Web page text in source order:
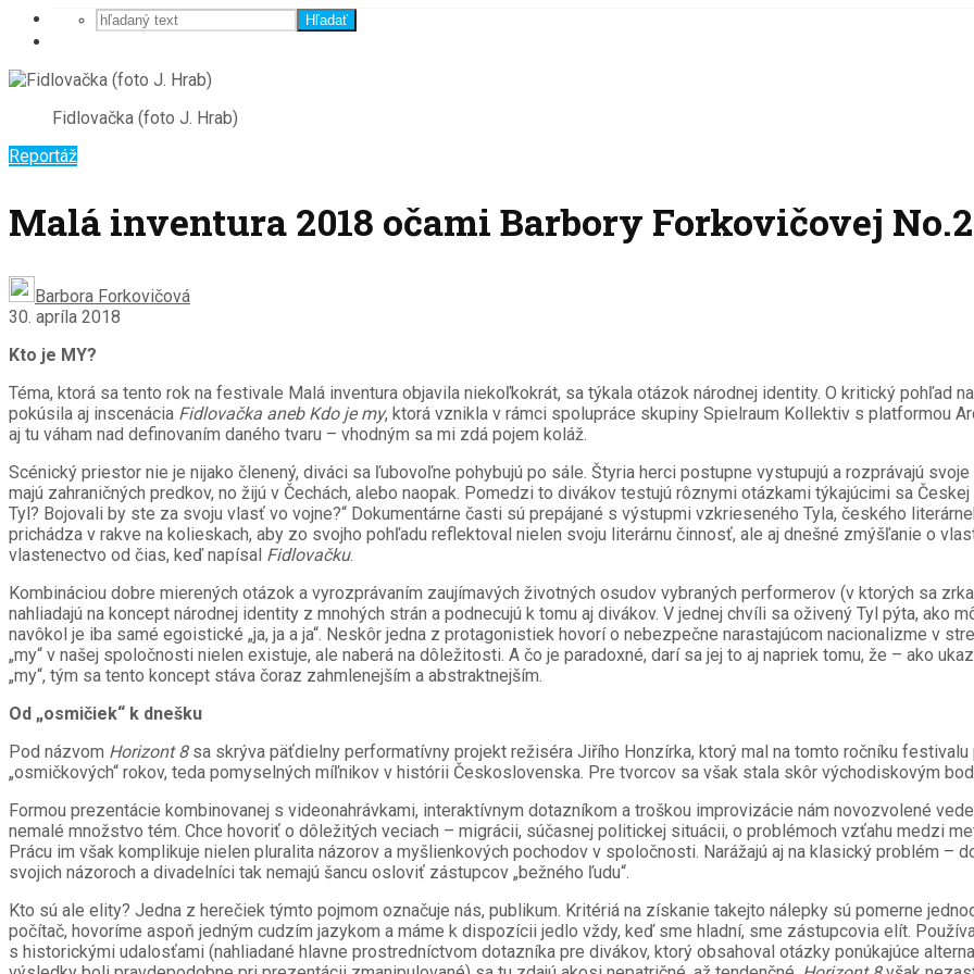
Hľadať
Fidlovačka (foto J. Hrab)
Reportáž
Malá inventura 2018 očami Barbory Forkovičovej No.2
Barbora Forkovičová
30. apríla 2018
Kto je MY?
Téma, ktorá sa tento rok na festivale Malá inventura objavila niekoľkokrát, sa týkala otázok národnej identity. O kritický pohľad
pokúsila aj inscenácia Fidlovačka aneb Kdo je my, ktorá vznikla v rámci spolupráce skupiny Spielraum Kollektiv s platformou
aj tu váham nad definovaním daného tvaru – vhodným sa mi zdá pojem koláž.
Scénický priestor nie je nijako členený, diváci sa ľubovoľne pohybujú po sále. Štyria herci postupne vystupujú a rozprávajú
majú zahraničných predkov, no žijú v Čechách, alebo naopak. Pomedzi to divákov testujú rôznymi otázkami týkajúcimi sa
Tyl? Bojovali by ste za svoju vlasť vo vojne?“ Dokumentárne časti sú prepájané s výstupmi vzkrieseného Tyla, českého
prichádza v rakve na kolieskach, aby zo svojho pohľadu reflektoval nielen svoju literárnu činnosť, ale aj dnešné zmýšľanie o
vlastenectvo od čias, keď napísal Fidlovačku.
Kombináciou dobre mierených otázok a vyrozprávaním zaujímavých životných osudov vybraných performerov (v ktorých sa
nahliadajú na koncept národnej identity z mnohých strán a podnecujú k tomu aj divákov. V jednej chvíli sa oživený Tyl pýta, ako
navôkol je iba samé egoistické „ja, ja a ja“. Neskôr jedna z protagonistiek hovorí o nebezpečne narastajúcom nacionalizme v
„my“ v našej spoločnosti nielen existuje, ale naberá na dôležitosti. A čo je paradoxné, darí sa jej to aj napriek tomu, že – ako
„my“, tým sa tento koncept stáva čoraz zahmlenejším a abstraktnejším.
Od „osmičiek“ k dnešku
Pod názvom Horizont 8sa skrýva päťdielny performatívny projekt režiséra Jiřího Honzírka, ktorý mal na tomto ročníku
„osmičkových“ rokov, teda pomyselných míľnikov v histórii Československa. Pre tvorcov sa však stala skôr východiskovým
Formou prezentácie kombinovanej s videonahrávkami, interaktívnym dotazníkom a troškou improvizácie nám novozvolené
nemalé množstvo tém. Chce hovoriť o dôležitých veciach – migrácii, súčasnej politickej situácii, o problémoch vzťahu medzi
Prácu im však komplikuje nielen pluralita názorov a myšlienkových pochodov v spoločnosti. Narážajú aj na klasický problém –
svojich názoroch a divadelníci tak nemajú šancu osloviť zástupcov „bežného ľudu“.
Kto sú ale elity? Jedna z herečiek týmto pojmom označuje nás, publikum. Kritériá na získanie takejto nálepky sú pomerne
počítač, hovoríme aspoň jedným cudzím jazykom a máme k dispozícii jedlo vždy, keď sme hladní, sme zástupcovia elít.
s historickými udalosťami (nahliadané hlavne prostredníctvom dotazníka pre divákov, ktorý obsahoval otázky ponúkajúce